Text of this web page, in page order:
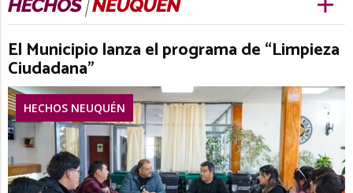
El Municipio lanza el programa de “Limpieza
Ciudadana”
HECHOS NEUQUÉN